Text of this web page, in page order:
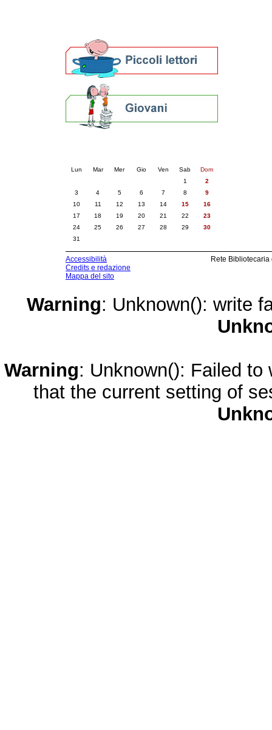
Lun Mar Mer Gio Ven Sab
Dom
1
2
3
4 5 6 7 8
9
10
11 12 13 14 15
16
17
18 19 20 21 22
23
24
25 26 27 28 29
30
31
Accessibilità
Credits e redazione
Mappa del sito
Rete
Warning: Unknown(): write
Warning: Unknown(): Failed
that the current setting of